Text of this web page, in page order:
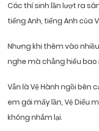
Các thí sinh lần lượt ra
tiếng Anh, tiếng Anh của
Nhưng khi thêm vào
nghe mà chẳng hiểu bao
Vẫn là Vệ Hành ngồi bên
em gái mấy lần, Vệ Diểu
không nhắm lại.